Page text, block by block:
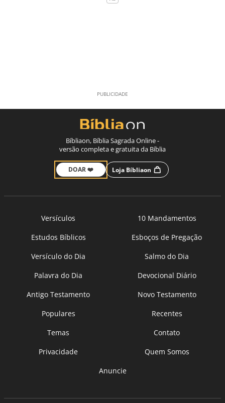
Bíbliaon, Bíblia Sagrada Online -
versão completa e gratuita da Bíblia
DOAR ❤️ Loja Bíbliaon
Versículos
10 Mandamentos
Estudos Bíblicos
Esboços de Pregação
Versículo do Dia
Salmo do Dia
Palavra do Dia
Devocional Diário
Antigo Testamento
Novo Testamento
Populares
Recentes
Temas
Contato
Privacidade
Quem Somos
Anuncie